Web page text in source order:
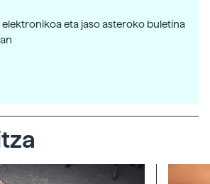
elektronikoa eta jaso asteroko buletina